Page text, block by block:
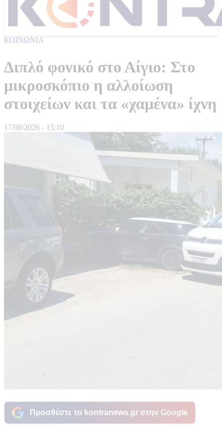
ΚΟΙΝΩΝΙΑ
Διπλό φονικό στο Αίγιο: Στο
μικροσκόπιο η αλλοίωση
στοιχείων και τα «χαμένα» ίχνη
17/06/2026 - 15:10
Προσθέστε το kontranews.gr στην Google